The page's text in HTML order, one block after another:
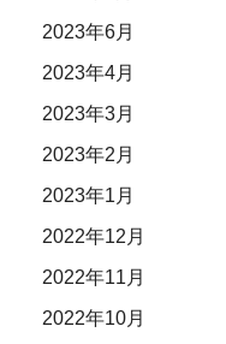
2023年6月
2023年4月
2023年3月
2023年2月
2023年1月
2022年12月
2022年11月
2022年10月